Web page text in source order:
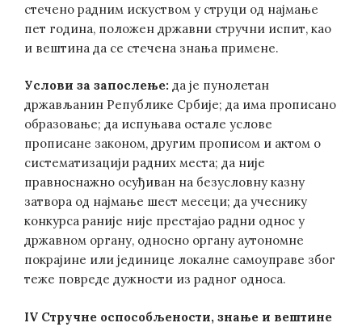
стечено радним искуством у струци од најмање
пет година, положен државни стручни испит, као
и вештина да се стечена знања примене.
Услови за запослење: да је пунолетан
држављанин Републике Србије; да има прописано
образовање; да испуњава остале услове
прописане законом, другим прописом и актом о
систематизацији радних места; да није
правноснажно осуђиван на безусловну казну
затвора од најмање шест месеци; да учеснику
конкурса раније није престајао радни однос у
државном органу, односно органу аутономне
покрајине или јединице локалне самоуправе због
теже повреде дужности из радног односа.
IV Стручне оспособљености, знање и вештине